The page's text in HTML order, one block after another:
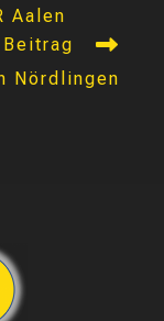
Aalen
Nördlingen